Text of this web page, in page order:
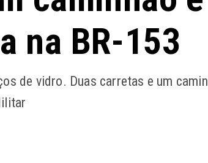
na BR-153
de vidro. Duas carretas e um